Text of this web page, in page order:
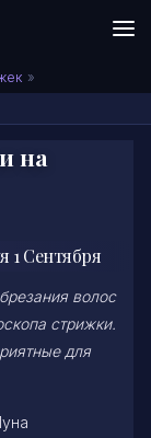
»
на
1 Сентября
волос
стрижки.
для